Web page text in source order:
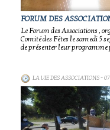
FORUM DES
Le Forum des Associations ,
Comité des Fêtes le samedi 5
de présenter leur programme
LA VIE DES ASSOCIATIONS-